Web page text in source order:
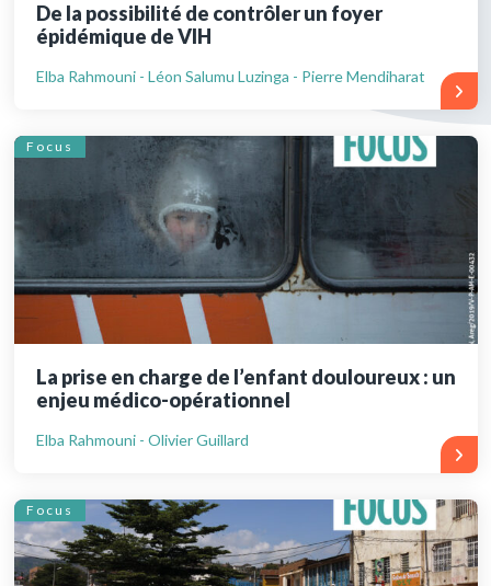
De la possibilité de contrôler un foyer
épidémique de VIH
Elba Rahmouni - Léon Salumu Luzinga - Pierre Mendiharat
Focus
La prise en charge de l’enfant douloureux : un
enjeu médico-opérationnel
Elba Rahmouni - Olivier Guillard
Focus